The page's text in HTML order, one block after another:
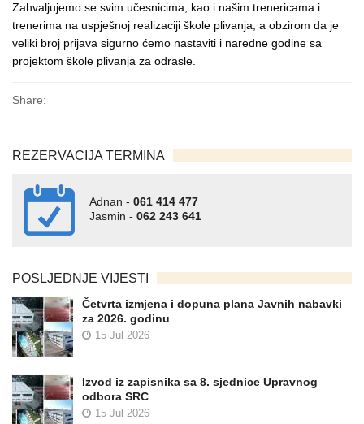
Zahvaljujemo se svim učesnicima, kao i našim trenericama i
trenerima na uspješnoj realizaciji škole plivanja, a obzirom da je
veliki broj prijava sigurno ćemo nastaviti i naredne godine sa
projektom škole plivanja za odrasle.
Share:
REZERVACIJA TERMINA
Adnan - 061 414 477
Jasmin - 062 243 641
POSLJEDNJE VIJESTI
Četvrta izmjena i dopuna plana Javnih nabavki
za 2026. godinu
15 Jul 2026
Izvod iz zapisnika sa 8. sjednice Upravnog
odbora SRC
15 Jul 2026